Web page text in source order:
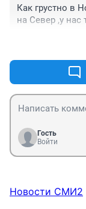
Как грустно в
на Север ,у нас
Гость
Войти
Новости СМИ2